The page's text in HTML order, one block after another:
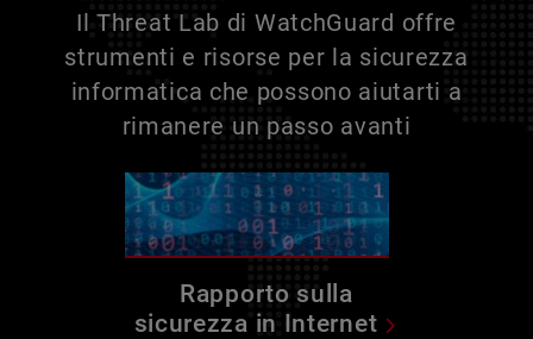
Il Threat Lab di WatchGuard offre
strumenti e risorse per la sicurezza
informatica che possono aiutarti a
rimanere un passo avanti
Rapporto sulla
sicurezza in Internet